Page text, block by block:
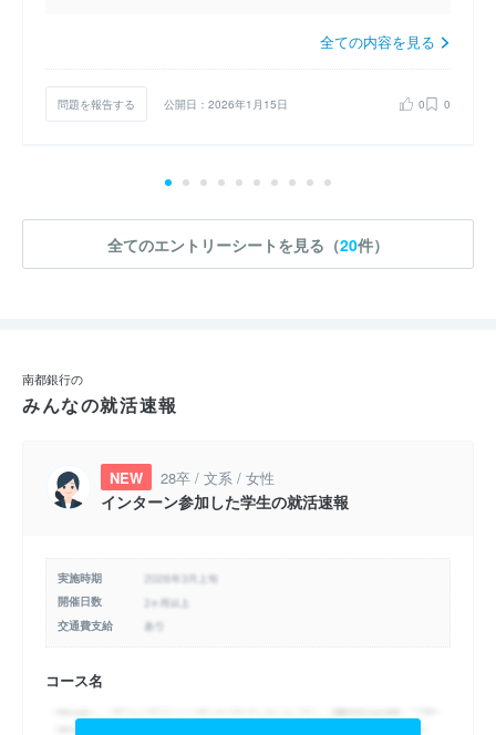
全ての内容を見る
問題を報告する 公開日：2026年1月15日 0 0
全てのエントリーシートを見る（20件）
南都銀行の
みんなの就活速報
NEW 28卒 / 文系 / 女性
インターン参加した学生の就活速報
実施時期
開催日数
交通費支給
コース名